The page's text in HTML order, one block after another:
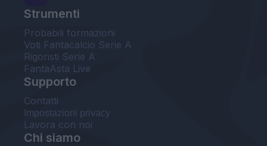
Strumenti
Probabili formazioni
Voti Fantacalcio Serie A
Rigoristi Serie A
FantaAsta Live
Supporto
Contatti
Impostazioni privacy
Lavora con noi
Chi siamo